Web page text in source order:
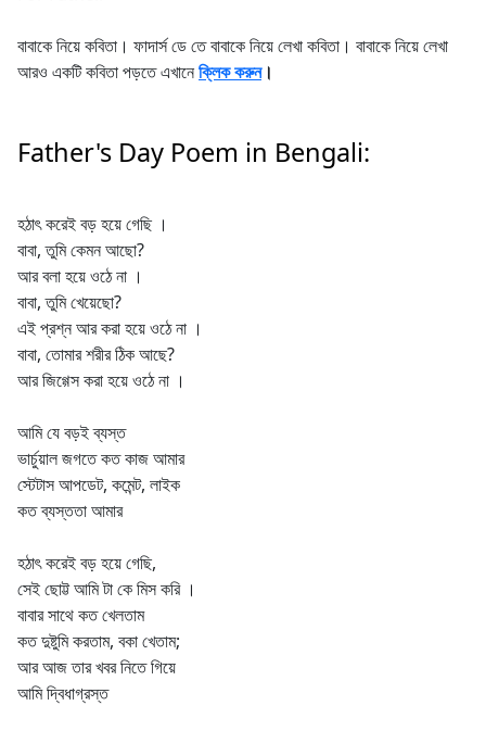
বাবাকে নিয়ে কবিতা। ফাদার্স ডে তে বাবাকে নিয়ে লেখা কবিতা। বাবাকে নিয়ে লেখা
আরও একটি কবিতা পড়তে এখানেক্লিক করুন।
Father's Day Poem in Bengali:
হঠাৎ করেই বড় হয়ে গেছি ।
বাবা, তুমি কেমন আছো?
আর বলা হয়ে ওঠে না ।
বাবা, তুমি খেয়েছো?
এই প্রশ্ন আর করা হয়ে ওঠে না ।
বাবা, তোমার শরীর ঠিক আছে?
আর জিগ্গেস করা হয়ে ওঠে না ।
আমি যে বড়ই ব্যস্ত
ভার্চুয়াল জগতে কত কাজ আমার
স্টেটাস আপডেট, কমেন্ট, লাইক
কত ব্যস্ততা আমার
হঠাৎ করেই বড় হয়ে গেছি,
সেই ছোট্ট আমি টা কে মিস করি ।
বাবার সাথে কত খেলতাম
কত দুষ্টুমি করতাম, বকা খেতাম;
আর আজ তার খবর নিতে গিয়ে
আমি দ্বিধাগ্রস্ত